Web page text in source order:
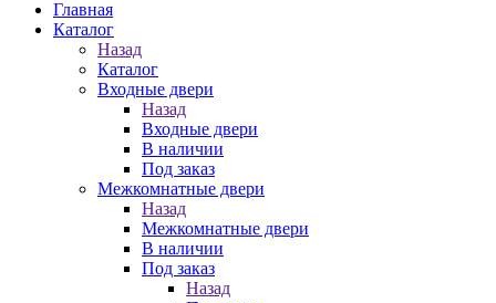
Главная
Каталог
Назад
Каталог
Входные двери
Назад
Входные двери
В наличии
Под заказ
Межкомнатные двери
Назад
Межкомнатные двери
В наличии
Под заказ
Назад